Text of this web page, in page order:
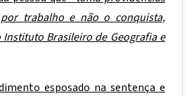
trabalho e não o conquista,
Brasileiro de Geografia e
esposado na sentença e